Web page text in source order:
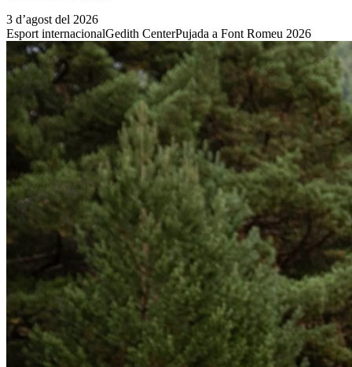
3 d’agost del 2026
Esport internacionalGedith CenterPujada a Font Romeu 2026